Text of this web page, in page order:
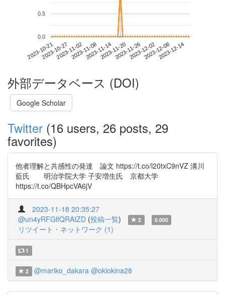
2023-10-212023-10-272023-11-022023-11-082023-11-142023-11-202023-11-262023-12-022023-12-082023-12-14
0.0
0.5
外部データベース (DOI)
Google Scholar
Twitter (16 users, 26 posts, 29
favorites)
他者理解と共感性の発達 論文 https://t.co/l20txC9nVZ 溝川
藍氏 明治学院大学 子安増生氏 京都大学
https://t.co/QBHpcVA6jV
2023-11-18 20:35:27
@un4yRFGlfQRAIZD (投稿一覧) 2 0.000
リツイート・ネットワーク (1)
1
2 @mariko_dakara @okiokina28